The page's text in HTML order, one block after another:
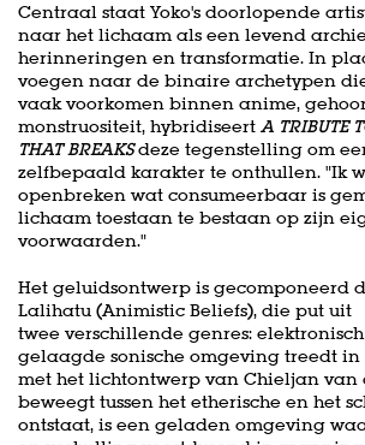
Centraal staat Yoko's doorlopende
naar het lichaam als een levend
herinneringen en transformatie. In
voegen naar de binaire archetypen
vaak voorkomen binnen anime,
monstruositeit, hybridiseert A TRIBUTE
THAT BREAKSdeze tegenstelling om
zelfbepaald karakter te onthullen. "Ik
openbreken wat consumeerbaar is
lichaam toestaan te bestaan op zijn
voorwaarden."
Het geluidsontwerp is gecomponeerd
Lalihatu (Animistic Beliefs), die put uit
twee verschillende genres:
gelaagde sonische omgeving treedt
met het lichtontwerp van Chieljan van
beweegt tussen het etherische en het
ontstaat, is een geladen omgeving